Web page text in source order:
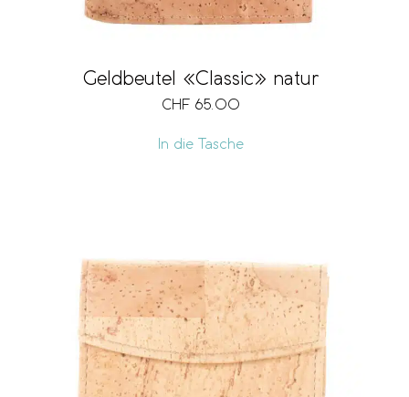
Geldbeutel «Classic» natur
CHF 65.00
In die Tasche